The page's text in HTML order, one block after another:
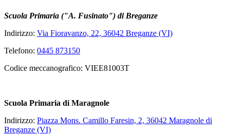
Scuola Primaria ("A. Fusinato") di Breganze
Indirizzo: Via Fioravanzo, 22, 36042 Breganze (VI)
Telefono: 0445 873150
Codice meccanografico: VIEE81003T
Scuola Primaria di Maragnole
Indirizzo: Piazza Mons. Camillo Faresin, 2, 36042 Maragnole di
Breganze (VI)